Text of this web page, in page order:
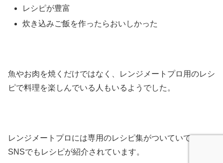
レシピが豊富
炊き込みご飯を作ったらおいしかった
魚やお肉を焼くだけではなく、レンジメートプロ用のレシ
ピで料理を楽しんでいる人もいるようでした。
レンジメートプロには専用のレシピ集がついていて、
SNSでもレシピが紹介されています。